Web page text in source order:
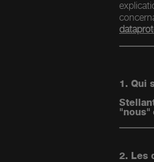
1. Qui
"nous"
2. Les